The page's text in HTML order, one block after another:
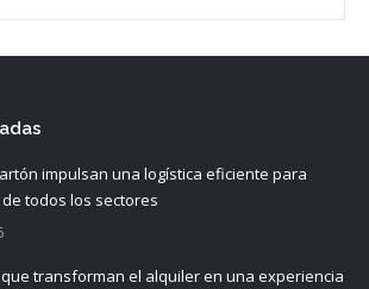
impulsan una logística eficiente para
todos los sectores
transforman el alquiler en una experiencia